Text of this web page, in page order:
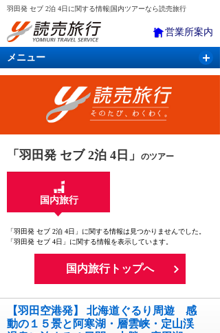
羽田発 セブ 2泊 4日に関する情報|国内ツアーなら読売旅行
営業所案内
メニュー
国内旅行 バスツアー 海外旅行
「羽田発 セブ 2泊 4日」 のツアー
国内旅行
「羽田発 セブ 2泊 4日」に関する情報は見つかりませんでした。
「羽田発 セブ 4日」に関する情報を表示しています。
国内旅行トップへ
【羽田空港発】 北海道ぐるり周遊 感
動の１５景と阿寒湖・層雲峡・定山渓